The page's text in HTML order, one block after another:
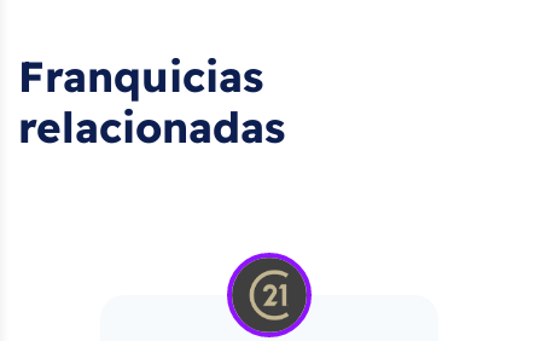
Franquicias
relacionadas